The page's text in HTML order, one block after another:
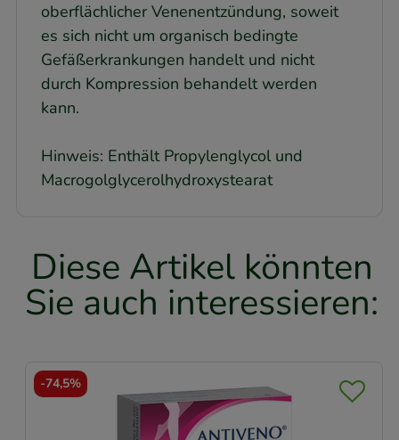
oberflächlicher Venenentzündung, soweit
es sich nicht um organisch bedingte
Gefäßerkrankungen handelt und nicht
durch Kompression behandelt werden
kann.
Hinweis: Enthält Propylenglycol und
Macrogolglycerolhydroxystearat
Diese Artikel könnten
Sie auch interessieren:
-76%